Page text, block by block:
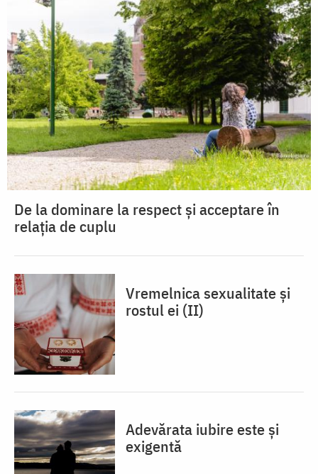
De la dominare la respect și acceptare în
relația de cuplu
Vremelnica sexualitate și
rostul ei (II)
Adevărata iubire este și
exigentă